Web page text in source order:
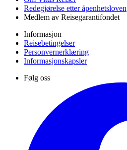
Redegjørelse etter åpenhetsloven
Medlem av Reisegarantifondet
Informasjon
Reisebetingelser
Personvernerklæring
Informasjonskapsler
Følg oss